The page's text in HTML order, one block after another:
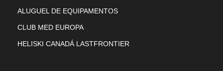
ALUGUEL DE EQUIPAMENTOS
CLUB MED EUROPA
HELISKI CANADÁ LASTFRONTIER